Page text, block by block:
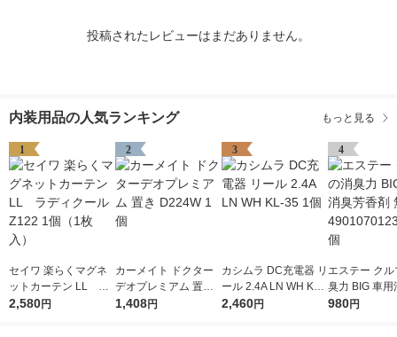
投稿されたレビューはまだありません。
内装用品の人気ランキング もっと見る
1
セイワ 楽らくマグネ
ットカーテン LL ラ
ディクール Z122 1個
2,580円
2
カーメイト ドクター
デオプレミアム 置き
D224W 1個
1,408円
3
カシムラ DC充電器 リ
ール 2.4A LN WH KL-
35 1個
2,460円
4
エステー ク
臭力 BIG 車用
香剤 無香料
980円